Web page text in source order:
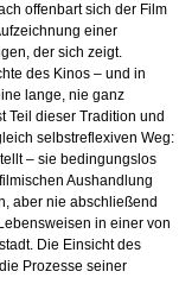
offenbart sich der Film
einer
der sich zeigt.
des Kinos – und in
lange, nie ganz
Teil dieser Tradition und
selbstreflexiven Weg:
– sie bedingungslos
Aushandlung
aber nie abschließend
in einer von
Die Einsicht des
Prozesse seiner